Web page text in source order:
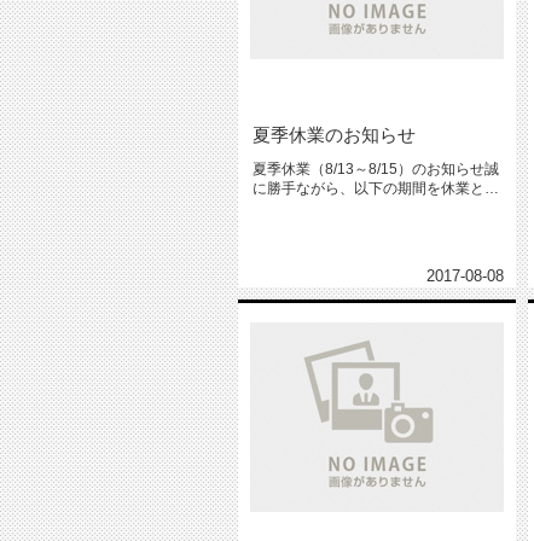
夏季休業のお知らせ
夏季休業（8/13～8/15）のお知らせ誠
に勝手ながら、以下の期間を休業とさ
2017-08-08